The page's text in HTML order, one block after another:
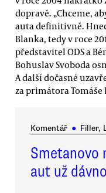
dopravě. „Chceme,
auta definitivně.
Blanka, tedy v roce
představitel ODS a
Bohuslav Svoboda
A další dočasné
za primátora Tomáše
Komentář ● Filler,
Smetanovo
aut už dávno